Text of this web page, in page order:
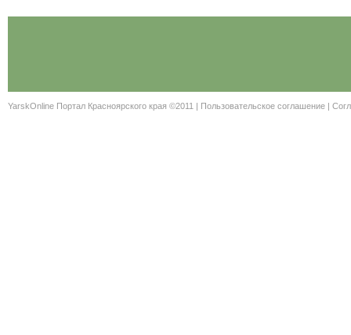
YarskOnline Портал Красноярского края ©2011 | Пользовательское соглашение |